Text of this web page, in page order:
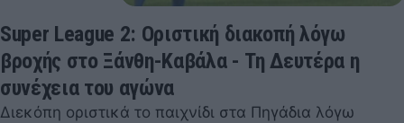
Super League 2: Οριστική διακοπή λόγω
βροχής στο Ξάνθη-Καβάλα - Τη Δευτέρα η
συνέχεια του αγώνα
Διεκόπη οριστικά το παιχνίδι στα Πηγάδια λόγω